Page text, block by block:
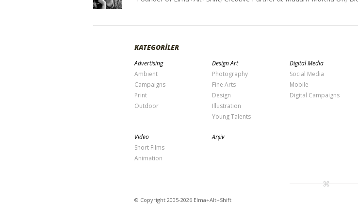
KATEGORİLER
Advertising
Ambient
Campaigns
Print
Outdoor
Design Art
Photography
Fine Arts
Design
Illustration
Young Talents
Digital Media
Social Media
Mobile
Digital Campaigns
Video
Short Films
Animation
Arşiv
© Copyright 2005-2026 Elma+Alt+Shift